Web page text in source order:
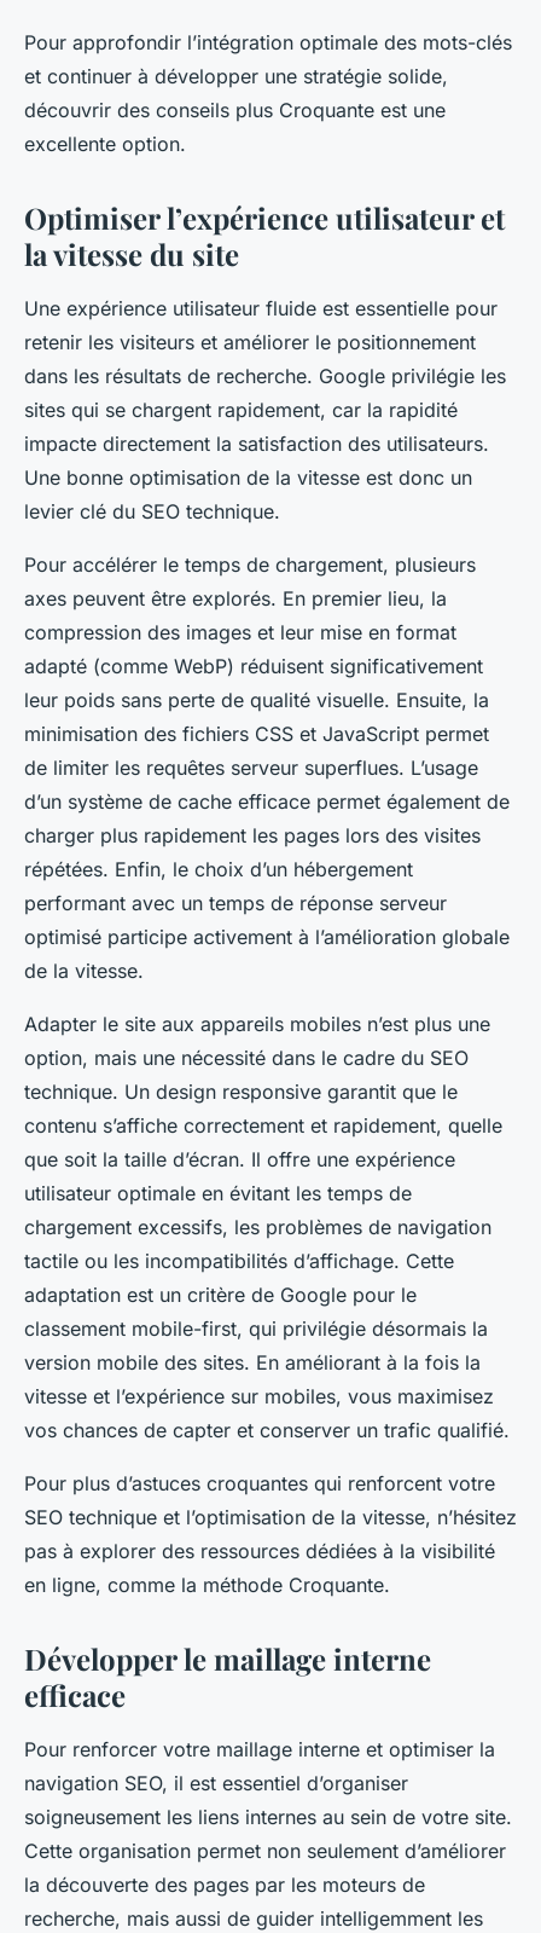
Pour approfondir l’intégration optimale des mots-clés
et continuer à développer une stratégie solide,
découvrir des conseils plus Croquante est une
excellente option.
Optimiser l’expérience utilisateur et
la vitesse du site
Une expérience utilisateur fluide est essentielle pour
retenir les visiteurs et améliorer le positionnement
dans les résultats de recherche. Google privilégie les
sites qui se chargent rapidement, car la rapidité
impacte directement la satisfaction des utilisateurs.
Une bonne optimisation de la vitesse est donc un
levier clé du SEO technique.
Pour accélérer le temps de chargement, plusieurs
axes peuvent être explorés. En premier lieu, la
compression des images et leur mise en format
adapté (comme WebP) réduisent significativement
leur poids sans perte de qualité visuelle. Ensuite, la
minimisation des fichiers CSS et JavaScript permet
de limiter les requêtes serveur superflues. L’usage
d’un système de cache efficace permet également de
charger plus rapidement les pages lors des visites
répétées. Enfin, le choix d’un hébergement
performant avec un temps de réponse serveur
optimisé participe activement à l’amélioration globale
de la vitesse.
Adapter le site aux appareils mobiles n’est plus une
option, mais une nécessité dans le cadre du SEO
technique. Un design responsive garantit que le
contenu s’affiche correctement et rapidement, quelle
que soit la taille d’écran. Il offre une expérience
utilisateur optimale en évitant les temps de
chargement excessifs, les problèmes de navigation
tactile ou les incompatibilités d’affichage. Cette
adaptation est un critère de Google pour le
classement mobile-first, qui privilégie désormais la
version mobile des sites. En améliorant à la fois la
vitesse et l’expérience sur mobiles, vous maximisez
vos chances de capter et conserver un trafic qualifié.
Pour plus d’astuces croquantes qui renforcent votre
SEO technique et l’optimisation de la vitesse, n’hésitez
pas à explorer des ressources dédiées à la visibilité
en ligne, comme la méthode Croquante.
Développer le maillage interne
efficace
Pour renforcer votre maillage interne et optimiser la
navigation SEO, il est essentiel d’organiser
soigneusement les liens internes au sein de votre site.
Cette organisation permet non seulement d’améliorer
la découverte des pages par les moteurs de
recherche, mais aussi de guider intelligemment les